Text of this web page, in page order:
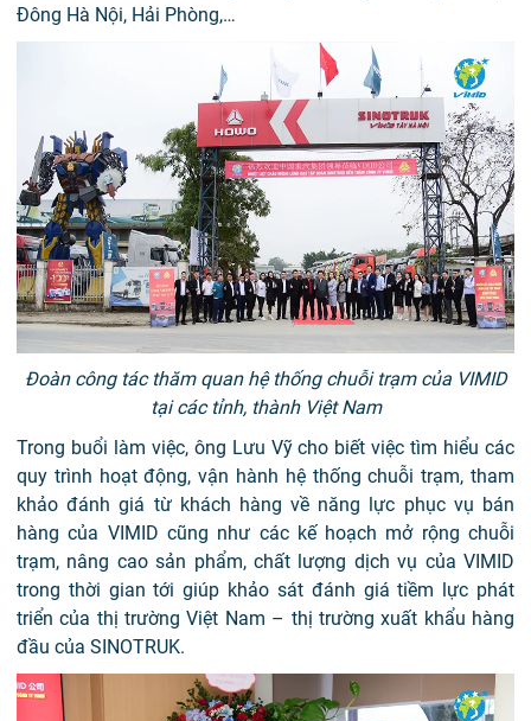
Đông Hà Nội, Hải Phòng,…
Đoàn công tác thăm quan hệ thống chuỗi trạm của VIMID
tại các tỉnh, thành Việt Nam
Trong buổi làm việc, ông Lưu Vỹ cho biết việc tìm hiểu các
quy trình hoạt động, vận hành hệ thống chuỗi trạm, tham
khảo đánh giá từ khách hàng về năng lực phục vụ bán
hàng của VIMID cũng như các kế hoạch mở rộng chuỗi
trạm, nâng cao sản phẩm, chất lượng dịch vụ của VIMID
trong thời gian tới giúp khảo sát đánh giá tiềm lực phát
triển của thị trường Việt Nam – thị trường xuất khẩu hàng
đầu của SINOTRUK.